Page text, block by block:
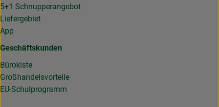
5+1 Schnupperangebot
Liefergebiet
App
Geschäftskunden
Bürokiste
Großhandelsvorteile
EU-Schulprogramm